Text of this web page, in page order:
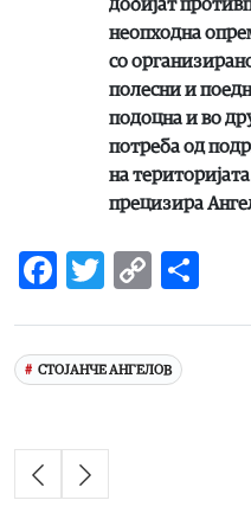
добијат
неопходна
со
полесни и
подоцна и во
потреба од
на
прецизира
Facebook
Twitter
Copy
СТОЈАНЧЕ АНГЕЛОВ